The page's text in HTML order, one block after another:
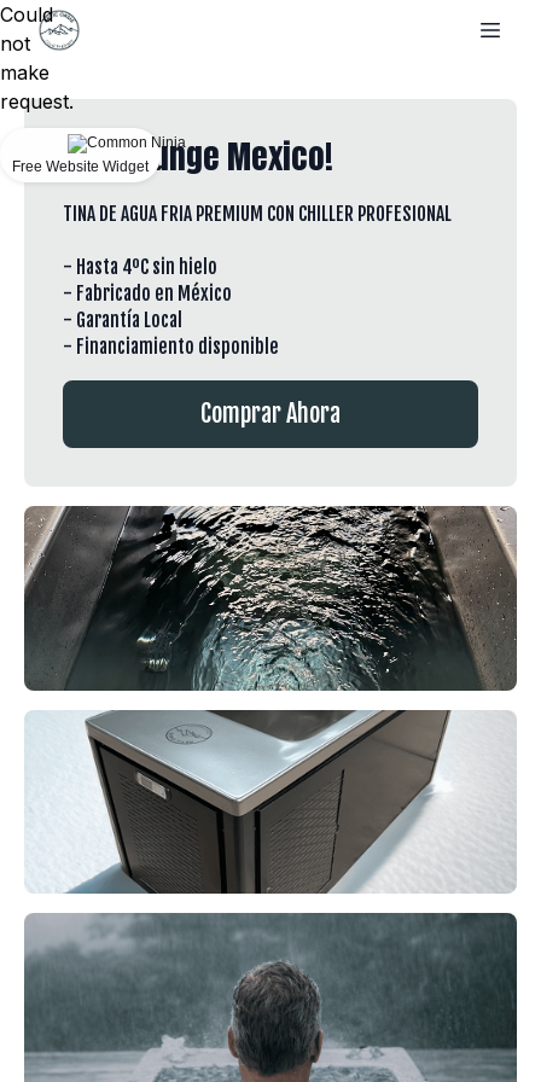
Cold Plunge Mexico!
TINA DE AGUA FRIA PREMIUM CON CHILLER PROFESIONAL
- Hasta 4ºC sin hielo
- Fabricado en México
- Garantía Local
- Financiamiento disponible
Comprar Ahora
Could
not
make
request.
Free Website Widget